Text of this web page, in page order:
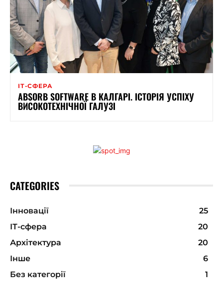
ІТ-СФЕРА
ABSORB SOFTWARE В КАЛГАРІ. ІСТОРІЯ УСПІХУ
ВИСОКОТЕХНІЧНОЇ ГАЛУЗІ
CATEGORIES
Інновації
25
ІТ-сфера
20
Архітектура
20
Інше
6
Без категорії
1